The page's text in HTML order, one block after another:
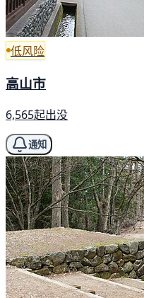
低风险
高山市
6,565起出没
通知